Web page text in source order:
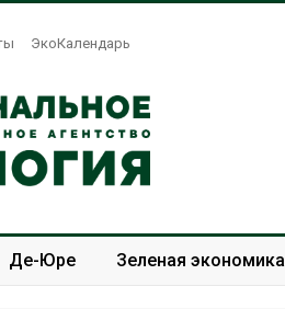
ЭкоКалендарь
Де-Юре Зеленая экономика